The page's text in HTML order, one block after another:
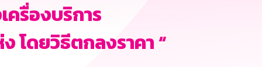
ครื่องบริการ
โดยวิธีตกลงราคา “